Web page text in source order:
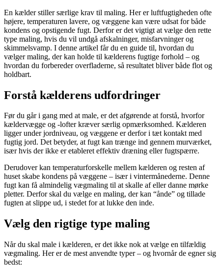
En kælder stiller særlige krav til maling. Her er luftfugtigheden ofte
højere, temperaturen lavere, og væggene kan være udsat for både
kondens og opstigende fugt. Derfor er det vigtigt at vælge den rette
type maling, hvis du vil undgå afskalninger, misfarvninger og
skimmelsvamp. I denne artikel får du en guide til, hvordan du
vælger maling, der kan holde til kælderens fugtige forhold – og
hvordan du forbereder overfladerne, så resultatet bliver både flot og
holdbart.
Forstå kælderens udfordringer
Før du går i gang med at male, er det afgørende at forstå, hvorfor
kældervægge og -lofter kræver særlig opmærksomhed. Kælderen
ligger under jordniveau, og væggene er derfor i tæt kontakt med
fugtig jord. Det betyder, at fugt kan trænge ind gennem murværket,
især hvis der ikke er etableret effektiv dræning eller fugtspærre.
Derudover kan temperaturforskelle mellem kælderen og resten af
huset skabe kondens på væggene – især i vintermånederne. Denne
fugt kan få almindelig vægmaling til at skalle af eller danne mørke
pletter. Derfor skal du vælge en maling, der kan “ånde” og tillade
fugten at slippe ud, i stedet for at lukke den inde.
Vælg den rigtige type maling
Når du skal male i kælderen, er det ikke nok at vælge en tilfældig
vægmaling. Her er de mest anvendte typer – og hvornår de egner sig
bedst: